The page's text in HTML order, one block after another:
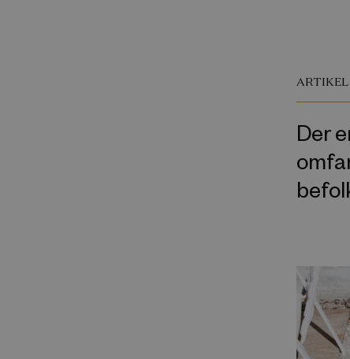
ARTIKEL
Der